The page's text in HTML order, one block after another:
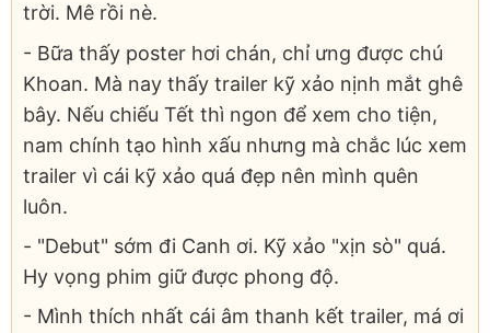
trời. Mê rồi nè.
- Bữa thấy poster hơi chán, chỉ ưng được chú
Khoan. Mà nay thấy trailer kỹ xảo nịnh mắt ghê
bây. Nếu chiếu Tết thì ngon để xem cho tiện,
nam chính tạo hình xấu nhưng mà chắc lúc xem
trailer vì cái kỹ xảo quá đẹp nên mình quên
luôn.
- "Debut" sớm đi Canh ơi. Kỹ xảo "xịn sò" quá.
Hy vọng phim giữ được phong độ.
- Mình thích nhất cái âm thanh kết trailer, má ơi